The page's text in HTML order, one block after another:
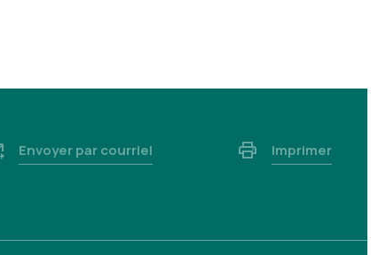
Envoyer par courriel Imprimer